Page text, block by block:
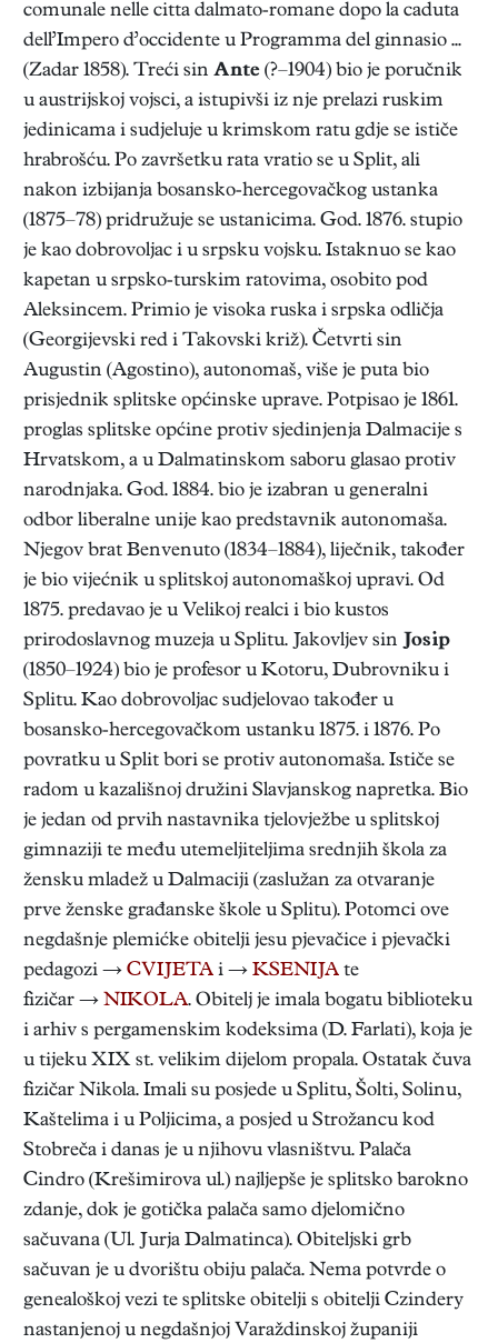
comunale nelle citta dalmato-romane dopo la caduta
dell’Impero d’occidente u Programma del ginnasio ...
(Zadar 1858). Treći sin Ante (?–1904) bio je poručnik
u austrijskoj vojsci, a istupivši iz nje prelazi ruskim
jedinicama i sudjeluje u krimskom ratu gdje se ističe
hrabrošću. Po završetku rata vratio se u Split, ali
nakon izbijanja bosansko-hercegovačkog ustanka
(1875–78) pridružuje se ustanicima. God. 1876. stupio
je kao dobrovoljac i u srpsku vojsku. Istaknuo se kao
kapetan u srpsko-turskim ratovima, osobito pod
Aleksincem. Primio je visoka ruska i srpska odličja
(Georgijevski red i Takovski križ). Četvrti sin
Augustin (Agostino), autonomaš, više je puta bio
prisjednik splitske općinske uprave. Potpisao je 1861.
proglas splitske općine protiv sjedinjenja Dalmacije s
Hrvatskom, a u Dalmatinskom saboru glasao protiv
narodnjaka. God. 1884. bio je izabran u generalni
odbor liberalne unije kao predstavnik autonomaša.
Njegov brat Benvenuto (1834–1884), liječnik, također
je bio vijećnik u splitskoj autonomaškoj upravi. Od
1875. predavao je u Velikoj realci i bio kustos
prirodoslavnog muzeja u Splitu. Jakovljev sin Josip
(1850–1924) bio je profesor u Kotoru, Dubrovniku i
Splitu. Kao dobrovoljac sudjelovao također u
bosansko-hercegovačkom ustanku 1875. i 1876. Po
povratku u Split bori se protiv autonomaša. Ističe se
radom u kazališnoj družini Slavjanskog napretka. Bio
je jedan od prvih nastavnika tjelovježbe u splitskoj
gimnaziji te među utemeljiteljima srednjih škola za
žensku mladež u Dalmaciji (zaslužan za otvaranje
prve ženske građanske škole u Splitu). Potomci ove
negdašnje plemićke obitelji jesu pjevačice i pjevački
pedagozi → CVIJETA i → KSENIJA te
fizičar → NIKOLA. Obitelj je imala bogatu biblioteku
i arhiv s pergamenskim kodeksima (D. Farlati), koja je
u tijeku XIX st. velikim dijelom propala. Ostatak čuva
fizičar Nikola. Imali su posjede u Splitu, Šolti, Solinu,
Kaštelima i u Poljicima, a posjed u Strožancu kod
Stobreča i danas je u njihovu vlasništvu. Palača
Cindro (Krešimirova ul.) najljepše je splitsko barokno
zdanje, dok je gotička palača samo djelomično
sačuvana (Ul. Jurja Dalmatinca). Obiteljski grb
sačuvan je u dvorištu obiju palača. Nema potvrde o
genealoškoj vezi te splitske obitelji s obitelji Czindery
nastanjenoj u negdašnjoj Varaždinskoj županiji